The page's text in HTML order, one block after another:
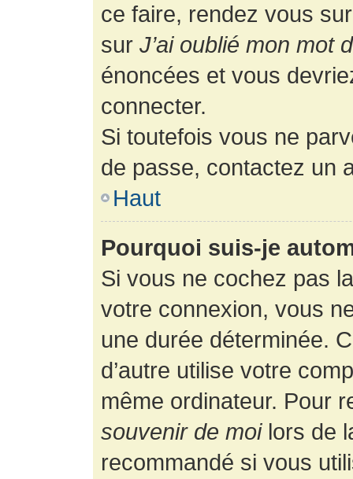
ce faire, rendez vous
sur J’ai oublié mon mot
énoncées et vous
connecter.
Si toutefois vous ne
de passe, contactez un
Haut
Pourquoi suis-je
Si vous ne cochez pas
votre connexion, vous
une durée déterminée.
d’autre utilise votre
même ordinateur. Pour
souvenir de moilors de
recommandé si vous